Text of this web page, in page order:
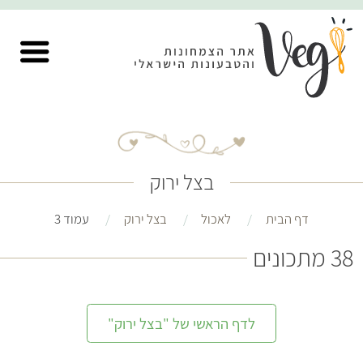
בצל ירוק
דף הבית לאכול בצל ירוק עמוד 3
38 מתכונים
לדף הראשי של "בצל ירוק"